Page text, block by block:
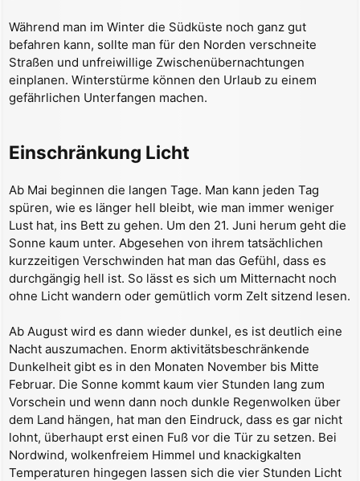
Während man im Winter die Südküste noch ganz gut
befahren kann, sollte man für den Norden verschneite
Straßen und unfreiwillige Zwischenübernachtungen
einplanen. Winterstürme können den Urlaub zu einem
gefährlichen Unterfangen machen.
Einschränkung Licht
Ab Mai beginnen die langen Tage. Man kann jeden Tag
spüren, wie es länger hell bleibt, wie man immer weniger
Lust hat, ins Bett zu gehen. Um den 21. Juni herum geht die
Sonne kaum unter. Abgesehen von ihrem tatsächlichen
kurzzeitigen Verschwinden hat man das Gefühl, dass es
durchgängig hell ist. So lässt es sich um Mitternacht noch
ohne Licht wandern oder gemütlich vorm Zelt sitzend lesen.
Ab August wird es dann wieder dunkel, es ist deutlich eine
Nacht auszumachen. Enorm aktivitätsbeschränkende
Dunkelheit gibt es in den Monaten November bis Mitte
Februar. Die Sonne kommt kaum vier Stunden lang zum
Vorschein und wenn dann noch dunkle Regenwolken über
dem Land hängen, hat man den Eindruck, dass es gar nicht
lohnt, überhaupt erst einen Fuß vor die Tür zu setzen. Bei
Nordwind, wolkenfreiem Himmel und knackigkalten
Temperaturen hingegen lassen sich die vier Stunden Licht